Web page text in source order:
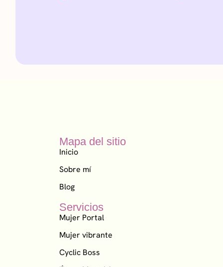
Mapa del sitio
Inicio
Sobre mí
Blog
Servicios
Mujer Portal
Mujer vibrante
Cyclic Boss